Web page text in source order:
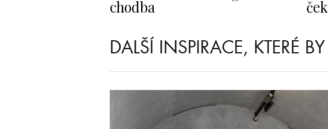
chodba
DALŠÍ INSPIRACE, KTERÉ